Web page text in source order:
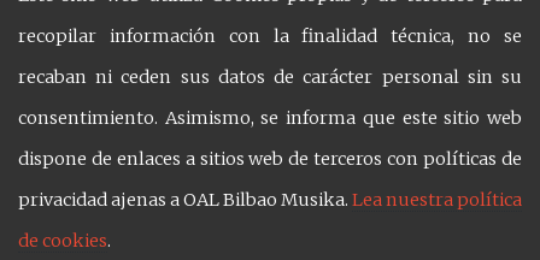
gorkazabaleta@bilbaomusika.eus
REDES
SOCIALES
recopilar información con la finalidad técnica, no se
recaban ni ceden sus datos de carácter personal sin su
consentimiento. Asimismo, se informa que este sitio web
dispone de enlaces a sitios web de terceros con políticas de
privacidad ajenas a OAL Bilbao Musika. Lea nuestra política
de cookies.